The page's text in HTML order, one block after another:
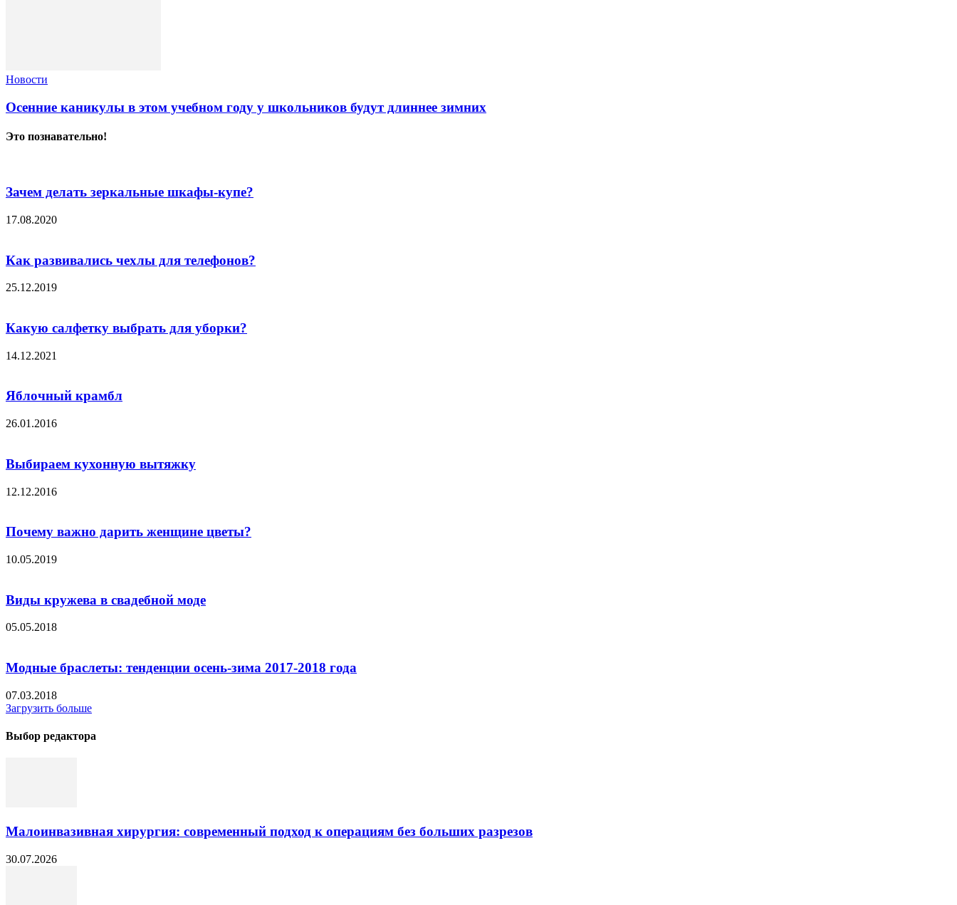
Новости
Осенние каникулы в этом учебном году у школьников будут длиннее зимних
Это познавательно!
Зачем делать зеркальные шкафы-купе?
17.08.2020
Как развивались чехлы для телефонов?
25.12.2019
Какую салфетку выбрать для уборки?
14.12.2021
Яблочный крамбл
26.01.2016
Выбираем кухонную вытяжку
12.12.2016
Почему важно дарить женщине цветы?
10.05.2019
Виды кружева в свадебной моде
05.05.2018
Модные браслеты: тенденции осень-зима 2017-2018 года
07.03.2018
Загрузить больше
Выбор редактора
Малоинвазивная хирургия: современный подход к операциям без больших разрезов
30.07.2026